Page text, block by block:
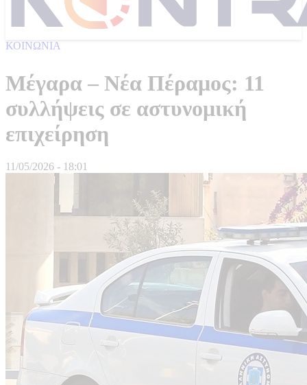
ΚΟΙΝΩΝΙΑ
Μέγαρα – Νέα Πέραμος: 11
συλλήψεις σε αστυνομική
επιχείρηση
11/05/2026 - 18:01